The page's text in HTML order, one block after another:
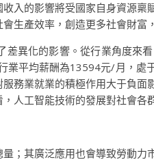
入的影響將受國家自身資源
生產效率，創造更多社會財富
異化的影響。從行業角度來
業平均薪酬為13594元/月，處
務業就業的積極作用大于負
人工智能技術的發展對社會各
；其廣泛應用也會導致勞動